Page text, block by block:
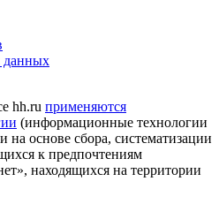
данных
hh.ru применяются
(информационные технологии
на основе сбора, систематизации
к предпочтениям
находящихся на территории